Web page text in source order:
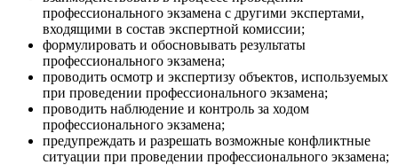
профессионального экзамена с другими экспертами,
входящими в состав экспертной комиссии;
формулировать и обосновывать результаты
профессионального экзамена;
проводить осмотр и экспертизу объектов, используемых
при проведении профессионального экзамена;
проводить наблюдение и контроль за ходом
профессионального экзамена;
предупреждать и разрешать возможные конфликтные
ситуации при проведении профессионального экзамена;